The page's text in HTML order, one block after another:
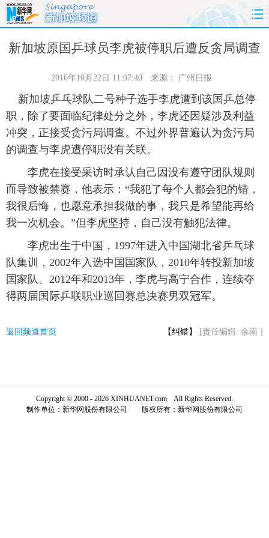
首页 时政 国际 财经
体育 人事
时尚 思客 地方 法治
港澳 台湾 华人 汽车
科技 能源 房产 公司
图片 视频 彩票 食品
旅游 健康 信息化 数据
金融 公益 军事 无人机
富媒体 摄影 新华广播
新加坡原国乒球员李虎被停职后遭反贪局调查
2016年10月22日 11:07:40 来源： 广州日报
新加坡乒乓球队二号种子选手李虎遭到该国乒总停
职，除了要面临纪律处分之外，李虎还因疑涉及利益
冲突，正接受贪污局调查。不过外界普遍认为贪污局
的调查与李虎遭停职没有关联。
李虎在接受采访时承认自己因没有遵守团队规则
而导致被禁赛，他表示：“我犯了每个人都会犯的错，
我很后悔，也愿意承担我做的事，我只是希望能再给
我一次机会。”但李虎坚持，自己没有触犯法律。
李虎出生于中国，1997年进入中国湖北省乒乓球
队集训，2002年入选中国国家队，2010年转投新加坡
国家队。2012年和2013年，李虎与高宁合作，连续夺
得两届国际乒联职业巡回赛总决赛男双冠军。
返回频道首页 【纠错】 [责任编辑: 余南 ]
Copyright © 2000 - 2026 XINHUANET.com All Rights Reserved.
制作单位：新华网股份有限公司 版权所有：新华网股份有限公司